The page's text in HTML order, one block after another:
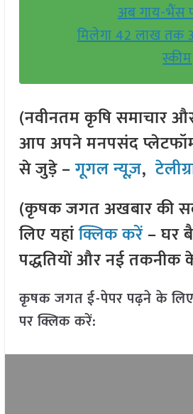
अब गाय-भैंस
मिलेगा 42 लाख तक
स्कीम
(नवीनतम कृषि समाचार
आप अपने मनपसंद
से जुड़े –गूगल न्यूज़,
(कृषक जगत अखबार की
लिए यहांक्लिक करें– घर
पद्धतियों और नई तकनीक
कृषक जगत ई-पेपर पढ़ने के
पर क्लिक करें: